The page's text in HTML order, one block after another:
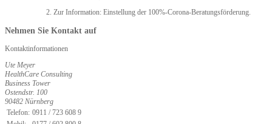
Zur Information: Einstellung der 100%-Corona-Beratungsförderung.
Nehmen Sie Kontakt auf
Kontaktinformationen
Ute Meyer
HealthCare Consulting
Business Tower
Ostendstr. 100
90482 Nürnberg
Telefon: 0911 / 723 608 9